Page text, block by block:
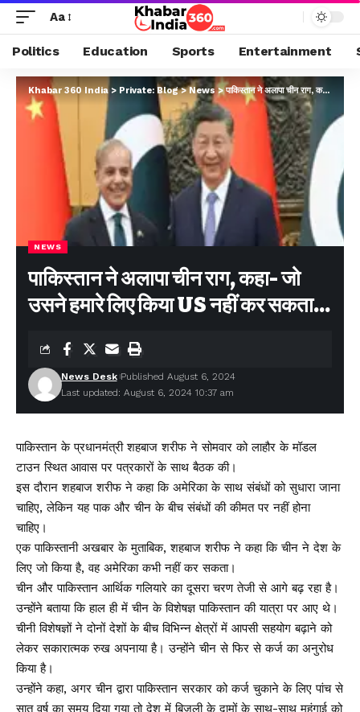
Aa
Politics Education Sports Entertainment
Khabar 360 India > Private: Blog>News>पाकिस्तान ने अलापा चीन राग, कहा- जो उसने हमारे लिए किया US नहीं कर सकता…
NEWS
पाकिस्तान ने अलापा चीन राग, कहा- जो
उसने हमारे लिए किया US नहीं कर सकता…
Last updated: August 6, 2024 10:37 am
News Desk Published August 6, 2024
पाकिस्तान के प्रधानमंत्री शहबाज शरीफ ने सोमवार को लाहौर के मॉडल
टाउन स्थित आवास पर पत्रकारों के साथ बैठक की।
इस दौरान शहबाज शरीफ ने कहा कि अमेरिका के साथ संबंधों को सुधारा जाना
चाहिए, लेकिन यह पाक और चीन के बीच संबंधों की कीमत पर नहीं होना
चाहिए।
एक पाकिस्तानी अखबार के मुताबिक, शहबाज शरीफ ने कहा कि चीन ने देश के
लिए जो किया है, वह अमेरिका कभी नहीं कर सकता।
चीन और पाकिस्तान आर्थिक गलियारे का दूसरा चरण तेजी से आगे बढ़ रहा है।
उन्होंने बताया कि हाल ही में चीन के विशेषज्ञ पाकिस्तान की यात्रा पर आए थे।
चीनी विशेषज्ञों ने दोनों देशों के बीच विभिन्न क्षेत्रों में आपसी सहयोग बढ़ाने को
लेकर सकारात्मक रुख अपनाया है। उन्होंने चीन से फिर से कर्ज का अनुरोध
किया है।
उन्होंने कहा, अगर चीन द्वारा पाकिस्तान सरकार को कर्ज चुकाने के लिए पांच से
सात वर्ष का समय दिया गया तो देश में बिजली के दामों के साथ-साथ महंगाई को